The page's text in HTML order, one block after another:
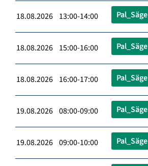
18.08.2026 13:00-14:00 Pal_Säge
18.08.2026 15:00-16:00 Pal_Säge
18.08.2026 16:00-17:00 Pal_Säge
19.08.2026 08:00-09:00 Pal_Säge
19.08.2026 09:00-10:00 Pal_Säge